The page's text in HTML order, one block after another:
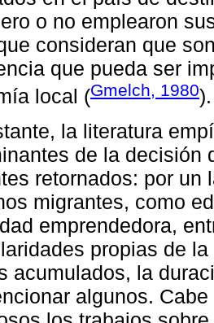
o no emplearon
consideran que
que pueda ser
local (Gmelch, 1980).
la literatura
de la decisión
retornados: por
migrantes, como
emprendedora,
propias de
acumulados, la
algunos.